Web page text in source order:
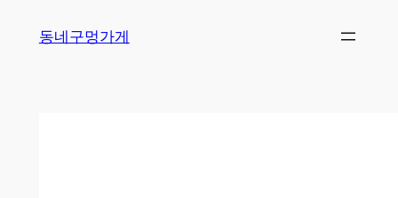
동네구멍가게